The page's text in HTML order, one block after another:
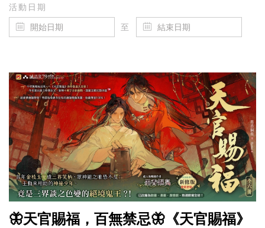
活動日期
至
🦋天官賜福，百無禁忌🦋《天官賜福》